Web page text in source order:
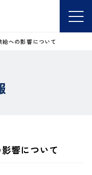
への影響について
響について